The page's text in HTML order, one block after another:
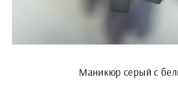
Маникюр серый с